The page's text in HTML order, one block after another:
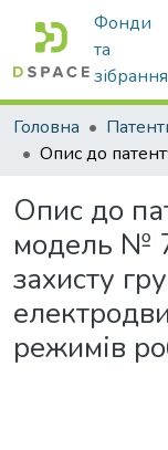
Фонди
та
зібрання
Головна
Опис до
модель №
захисту
режимів